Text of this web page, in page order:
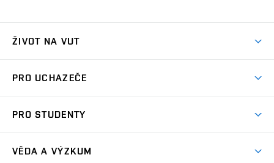
ŽIVOT NA VUT
Koleje
Sport na VUT
PRO UCHAZEČE
Dny otevřených dveří
PRO STUDENTY
VĚDA A VÝZKUM